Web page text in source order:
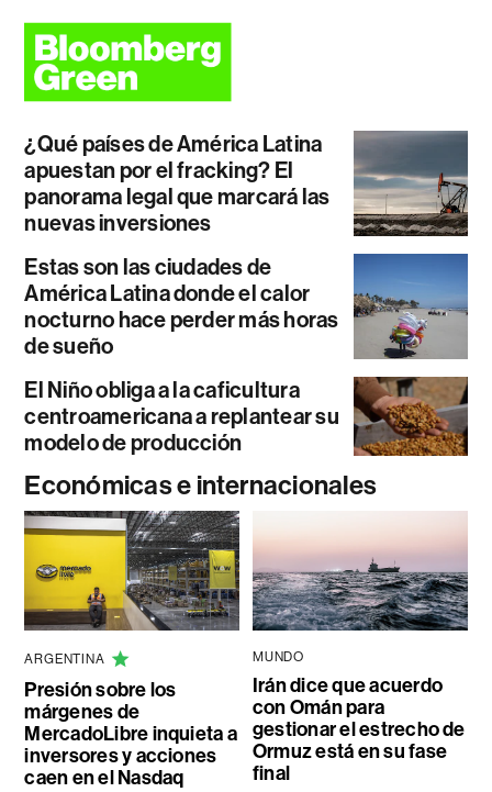
¿Qué países de América Latina
apuestan por el fracking? El
panorama legal que marcará las
nuevas inversiones
Estas son las ciudades de
América Latina donde el calor
nocturno hace perder más horas
de sueño
El Niño obliga a la caficultura
centroamericana a replantear su
modelo de producción
Económicas e internacionales
ARGENTINA
Presión sobre los
márgenes de
MercadoLibre inquieta a
inversores y acciones
caen en el Nasdaq
MUNDO
Irán dice que acuerdo
con Omán para
gestionar el estrecho de
Ormuz está en su fase
final